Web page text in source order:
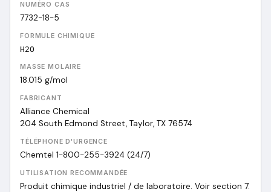
NUMÉRO CAS
7732-18-5
FORMULE CHIMIQUE
H2O
MASSE MOLAIRE
18.015 g/mol
FABRICANT
Alliance Chemical
204 South Edmond Street, Taylor, TX 76574
TÉLÉPHONE D'URGENCE
Chemtel 1-800-255-3924 (24/7)
UTILISATION RECOMMANDÉE
Produit chimique industriel / de laboratoire. Voir section 7.